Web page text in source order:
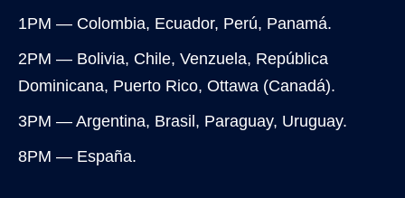
1PM — Colombia, Ecuador, Perú, Panamá.
2PM — Bolivia, Chile, Venzuela, República
Dominicana, Puerto Rico, Ottawa (Canadá).
3PM — Argentina, Brasil, Paraguay, Uruguay.
8PM — España.